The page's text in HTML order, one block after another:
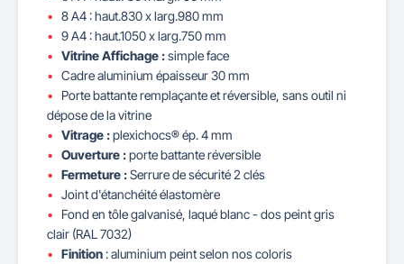
8 A4 : haut.830 x larg.980 mm
9 A4 : haut.1050 x larg.750 mm
Vitrine Affichage :simple face
Cadre aluminium épaisseur 30 mm
Porte battante remplaçante et réversible, sans outil ni
dépose de la vitrine
Vitrage :plexichocs® ép. 4 mm
Ouverture :porte battante réversible
Fermeture :Serrure de sécurité 2 clés
Joint d'étanchéité élastomère
Fond en tôle galvanisé, laqué blanc - dos peint gris
clair (RAL 7032)
Finition: aluminium peint selon nos coloris